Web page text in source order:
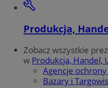
Produkcja,
Zobacz wszystkie
w Produkcja, Handel,
Agencje
Bazary i